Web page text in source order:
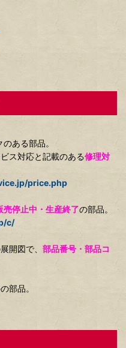
ある部品。
ス対応と記載のある修理対
price.php
売停止中・生産終了の部品。
c/
開図で、 部品番号・部品コ
部品。